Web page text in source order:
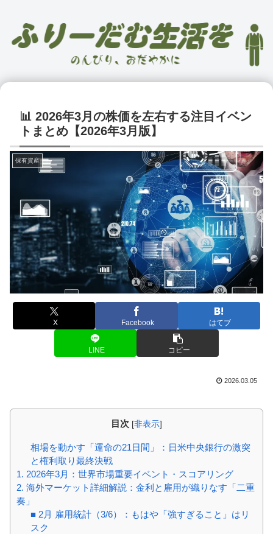
📊 2026年3月の株価を左右する注目イベン
トまとめ【2026年3月版】
保有資産
X Facebook はてブ
LINE コピー
2026.03.05
目次 [非表示]
相場を動かす「運命の21日間」：日米中央銀行の激突
と権利取り最終決戦
1. 2026年3月：世界市場重要イベント・スコアリング
2. 海外マーケット詳細解説：金利と雇用が織りなす「二重
奏」
■ 2月 雇用統計（3/6）：もはや「強すぎること」はリ
スク